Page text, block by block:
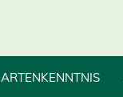
ARTENKENNTNIS